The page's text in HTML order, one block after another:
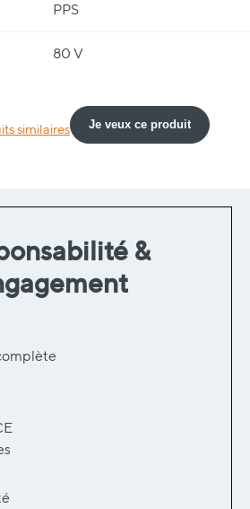
PPS
80 V
similaires Je veux ce produit
&